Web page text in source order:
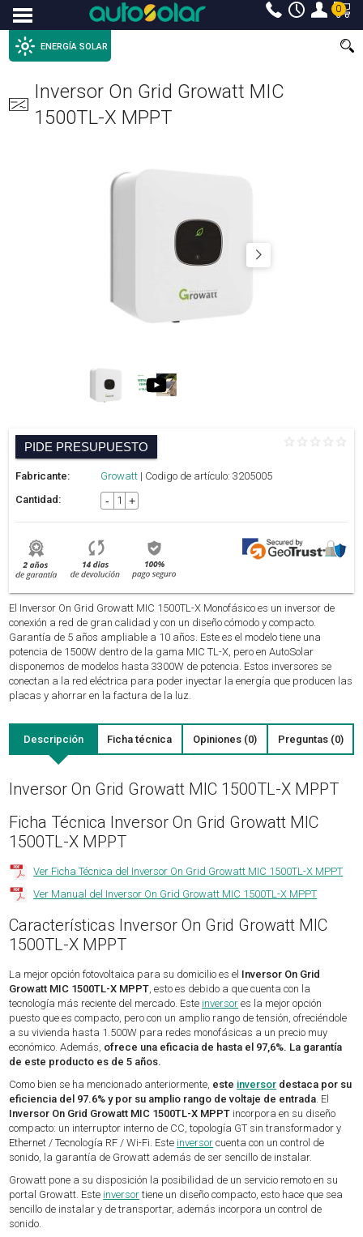
Menu 0
ENERGÍA SOLAR
Inversor On Grid Growatt MIC
1500TL-X MPPT
PIDE PRESUPUESTO
Fabricante: Growatt | Codigo de artículo: 3205005
Cantidad:
- +
El Inversor On Grid Growatt MIC 1500TL-X Monofásico es un inversor de
conexión a red de gran calidad y con un diseño cómodo y compacto.
Garantía de 5 años ampliable a 10 años. Este es el modelo tiene una
potencia de 1500W dentro de la gama MIC TL-X, pero en AutoSolar
disponemos de modelos hasta 3300W de potencia. Estos inversores se
conectan a la red eléctrica para poder inyectar la energía que producen las
placas y ahorrar en la factura de la luz.
Descripción Ficha técnica Opiniones (0) Preguntas (0)
Inversor On Grid Growatt MIC 1500TL-X MPPT
Ficha Técnica Inversor On Grid Growatt MIC
1500TL-X MPPT
Ver Ficha Técnica del Inversor On Grid Growatt MIC 1500TL-X MPPT
Ver Manual del Inversor On Grid Growatt MIC 1500TL-X MPPT
Características Inversor On Grid Growatt MIC
1500TL-X MPPT
La mejor opción fotovoltaica para su domicilio es el Inversor On Grid
Growatt MIC 1500TL-X MPPT, esto es debido a que cuenta con la
tecnología más reciente del mercado. Este inversor es la mejor opción
puesto que es compacto, pero con un amplio rango de tensión, ofreciéndole
a su vivienda hasta 1.500W para redes monofásicas a un precio muy
económico. Además, ofrece una eficacia de hasta el 97,6%. La garantía
de este producto es de 5 años.
Como bien se ha mencionado anteriormente, este inversor destaca por su
eficiencia del 97.6% y por su amplio rango de voltaje de entrada. El
Inversor On Grid Growatt MIC 1500TL-X MPPT incorpora en su diseño
compacto: un interruptor interno de CC, topología GT sin transformador y
Ethernet / Tecnología RF / Wi-Fi. Este inversor cuenta con un control de
sonido, la garantía de Growatt además de ser sencillo de instalar.
Growatt pone a su disposición la posibilidad de un servicio remoto en su
portal Growatt. Este inversortiene un diseño compacto, esto hace que sea
sencillo de instalar y de transportar, además incorpora un control de
sonido.